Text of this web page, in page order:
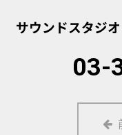
サウンドスタジ
03-